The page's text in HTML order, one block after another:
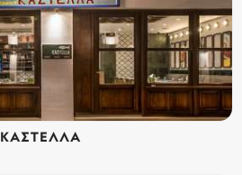
ΚΑΣΤΕΛΛΑ